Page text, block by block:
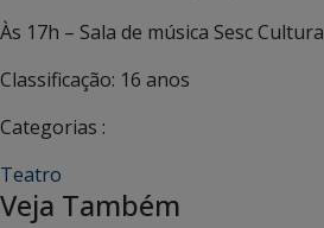
Às 17h – Sala de música Sesc Cultura
Classificação: 16 anos
Categorias :
Teatro
Veja Também